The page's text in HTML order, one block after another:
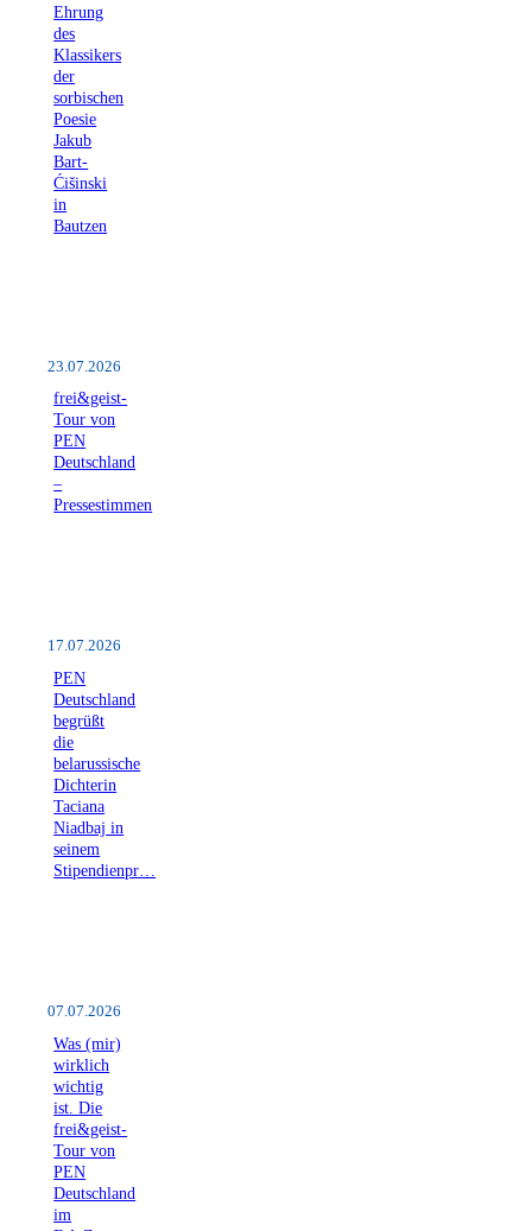
Ehrung
des
Klassikers
der
sorbischen
Poesie
Jakub
Bart-
Ćišinski
in
Bautzen
23.07.2026
frei&geist-
Tour von
PEN
Deutschland
–
Pressestimmen
17.07.2026
PEN
Deutschland
begrüßt
die
belarussische
Dichterin
Taciana
Niadbaj in
seinem
Stipendienpr…
07.07.2026
Was (mir)
wirklich
wichtig
ist. Die
frei&geist-
Tour von
PEN
Deutschland
im